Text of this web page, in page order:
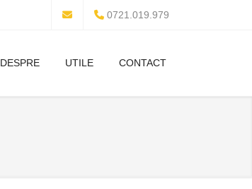
0721.019.979
DESPRE UTILE CONTACT